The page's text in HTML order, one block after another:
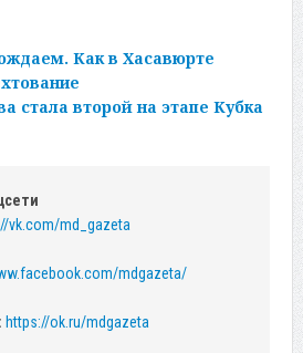
Как в Хасавюрте
стала второй на этапе Кубка
vk.com/md_gazeta
mdgazeta/
https://ok.ru/mdgazeta